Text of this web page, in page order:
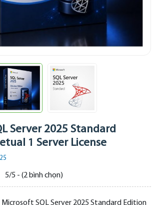
Server 2025 Standard
1 Server License
5/5 - (2 bình chọn)
Microsoft SQL Server 2025 Standard Edition